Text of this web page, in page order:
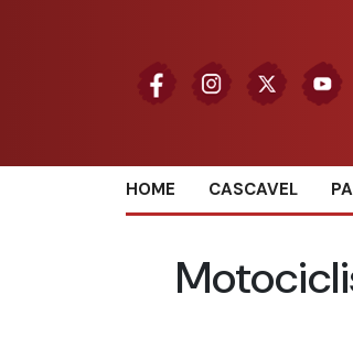
HOME CASCAVEL